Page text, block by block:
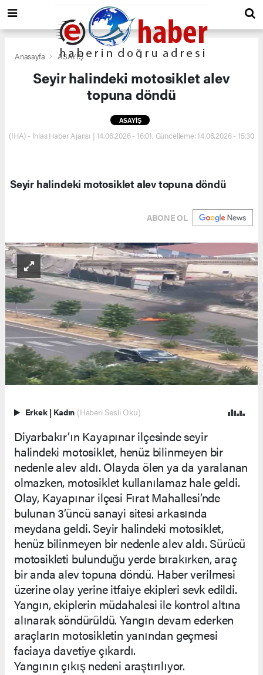
Anasayfa ASAYİŞ
Seyir halindeki motosiklet alev
topuna döndü
ASAYİŞ
(İHA) - İhlas Haber Ajansı | 14.06.2026 - 16:01, Güncelleme: 14.06.2026 - 15:30
Seyir halindeki motosiklet alev topuna döndü
ABONE OL
Erkek | Kadın (Haberi Sesli Oku)
Diyarbakır’ın Kayapınar ilçesinde seyir
halindeki motosiklet, henüz bilinmeyen bir
nedenle alev aldı. Olayda ölen ya da yaralanan
olmazken, motosiklet kullanılamaz hale geldi.
Olay, Kayapınar ilçesi Fırat Mahallesi’nde
bulunan 3’üncü sanayi sitesi arkasında
meydana geldi. Seyir halindeki motosiklet,
henüz bilinmeyen bir nedenle alev aldı. Sürücü
motosikleti bulunduğu yerde bırakırken, araç
bir anda alev topuna döndü. Haber verilmesi
üzerine olay yerine itfaiye ekipleri sevk edildi.
Yangın, ekiplerin müdahalesi ile kontrol altına
alınarak söndürüldü. Yangın devam ederken
araçların motosikletin yanından geçmesi
faciaya davetiye çıkardı.
Yangının çıkış nedeni araştırılıyor.